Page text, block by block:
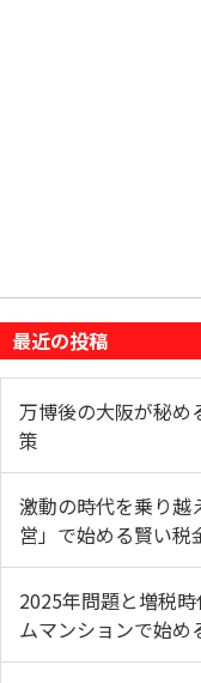
最近の投稿
万博後の大阪が秘め
策
激動の時代を乗り越
営」で始める賢い税
2025年問題と増税
ムマンションで始め